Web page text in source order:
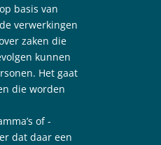
basis van
verwerkingen
zaken die
kunnen
Het gaat
die worden
of -
dat daar een